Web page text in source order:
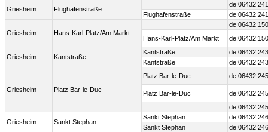
Griesheim Flughafenstraße
Flughafenstraße
Griesheim Hans-Karl-Platz/Am Markt
Hans-Karl-Platz/Am Markt
Griesheim Kantstraße
Kantstraße
Kantstraße
Griesheim Platz Bar-le-Duc
Platz Bar-le-Duc
Platz Bar-le-Duc
Griesheim Sankt Stephan
Sankt Stephan
Sankt Stephan